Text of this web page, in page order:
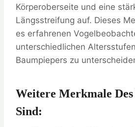
Körperoberseite und eine
Längsstreifung auf. Dieses
es erfahrenen
unterschiedlichen
Baumpiepers zu
Weitere Merkmale
Sind: